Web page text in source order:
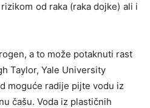
od raka (raka dojke) ali i
a to može potaknuti rast
Taylor, Yale University
moguće radije pijte vodu iz
čašu. Voda iz plastičnih